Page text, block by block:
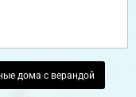
дома с верандой